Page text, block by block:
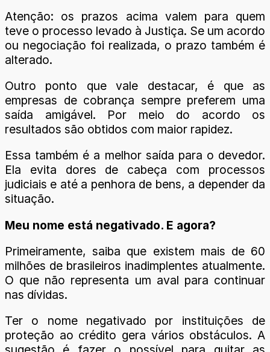
Atenção: os prazos acima valem para quem
teve o processo levado à Justiça. Se um acordo
ou negociação foi realizada, o prazo também é
alterado.
Outro ponto que vale destacar, é que as
empresas de cobrança sempre preferem uma
saída amigável. Por meio do acordo os
resultados são obtidos com maior rapidez.
Essa também é a melhor saída para o devedor.
Ela evita dores de cabeça com processos
judiciais e até a penhora de bens, a depender da
situação.
Meu nome está negativado. E agora?
Primeiramente, saiba que existem mais de 60
milhões de brasileiros inadimplentes atualmente.
O que não representa um aval para continuar
nas dívidas.
Ter o nome negativado por instituições de
proteção ao crédito gera vários obstáculos. A